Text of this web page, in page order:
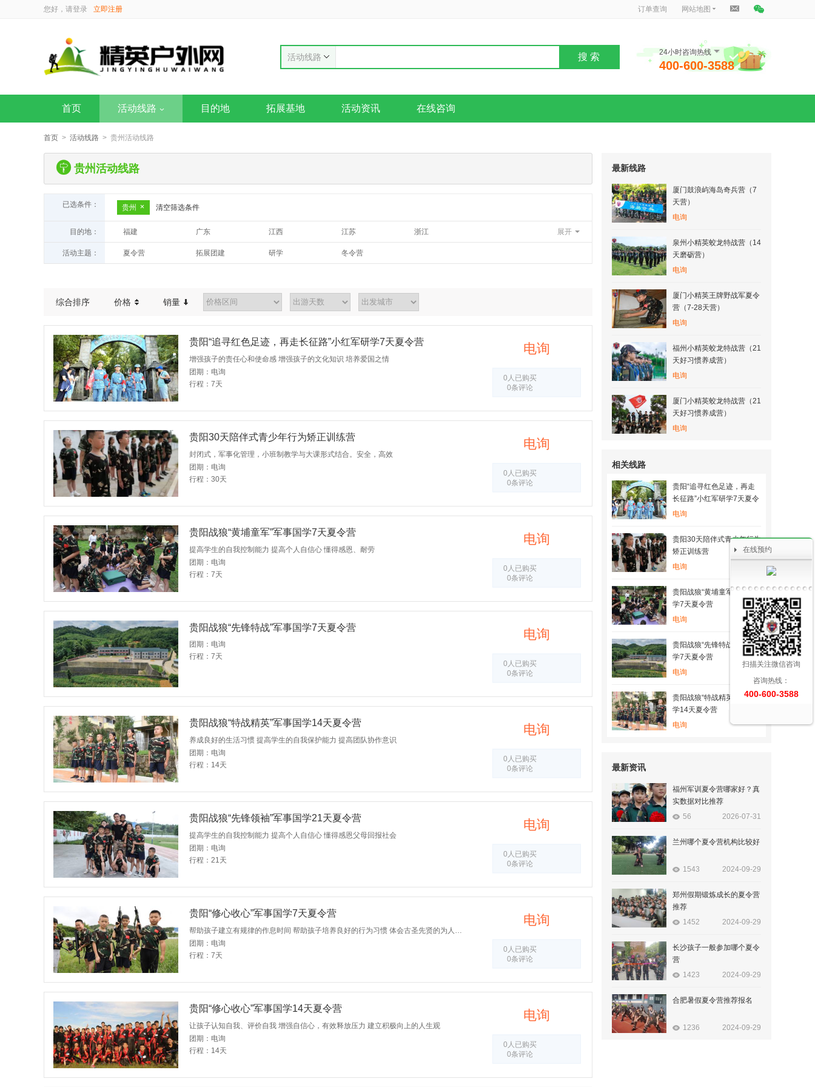
您好，请登录 立即注册 订单查询 网站地图
活动线路 搜 索 24小时咨询热线
400-600-3588
首页 活动线路 目的地 拓展基地 活动资讯 在线咨询
首页 > 活动线路 > 贵州活动线路
贵州活动线路
已选条件： 贵州 清空筛选条件
目的地： 福建 广东 江西 江苏
浙江
黑龙江
广西 天津 青海
甘肃
展开
活动主题： 夏令营 拓展团建 研学 冬令营
综合排序 价格 销量
贵阳“追寻红色足迹，再走长征路”小红军研学7天夏令营
增强孩子的责任心和使命感 增强孩子的文化知识 培养爱国之情
团期：电询
行程：7天
电询
0人已购买
0条评论
贵阳30天陪伴式青少年行为矫正训练营
封闭式，军事化管理，小班制教学与大课形式结合。安全，高效
团期：电询
行程：30天
电询
0人已购买
0条评论
贵阳战狼“黄埔童军”军事国学7天夏令营
提高学生的自我控制能力 提高个人自信心 懂得感恩、耐劳
团期：电询
行程：7天
电询
0人已购买
0条评论
贵阳战狼“先锋特战”军事国学7天夏令营
团期：电询
行程：7天
电询
0人已购买
0条评论
贵阳战狼“特战精英”军事国学14天夏令营
养成良好的生活习惯 提高学生的自我保护能力 提高团队协作意识
团期：电询
行程：14天
电询
0人已购买
0条评论
贵阳战狼“先锋领袖”军事国学21天夏令营
提高学生的自我控制能力 提高个人自信心 懂得感恩父母回报社会
团期：电询
行程：21天
电询
0人已购买
0条评论
贵阳“修心收心”军事国学7天夏令营
帮助孩子建立有规律的作息时间 帮助孩子培养良好的行为习惯 体会古圣先贤的为人处世之道
团期：电询
行程：7天
电询
0人已购买
0条评论
贵阳“修心收心”军事国学14天夏令营
让孩子认知自我、评价自我 增强自信心，有效释放压力 建立积极向上的人生观
团期：电询
行程：14天
电询
0人已购买
0条评论
最新线路
厦门鼓浪屿海岛奇兵营（7
天营）
电询
泉州小精英蛟龙特战营（14
天磨砺营）
电询
厦门小精英王牌野战军夏令
营（7-28天营）
电询
福州小精英蛟龙特战营（21
天好习惯养成营）
电询
厦门小精英蛟龙特战营（21
天好习惯养成营）
电询
相关线路
贵阳“追寻红色足迹，再走
长征路”小红军研学7天夏令
营
电询
贵阳30天陪伴式青少年行为
矫正训练营
电询
贵阳战狼“黄埔童军”军事国
学7天夏令营
电询
贵阳战狼“先锋特战”军事国
学7天夏令营
电询
贵阳战狼“特战精英”军事国
学14天夏令营
电询
最新资讯
福州军训夏令营哪家好？真
实数据对比推荐
56
2026-07-31
兰州哪个夏令营机构比较好
1543 2024-09-29
郑州假期锻炼成长的夏令营
推荐
1452
2024-09-29
长沙孩子一般参加哪个夏令
营
1423
2024-09-29
合肥暑假夏令营推荐报名
1236 2024-09-29
在线预约
扫描关注微信咨询
咨询热线：
400-600-3588